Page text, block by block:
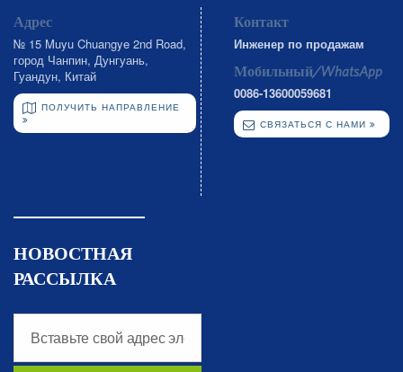
Адрес
№ 15 Muyu Chuangye 2nd Road,
город Чанпин, Дунгуань,
Гуандун, Китай
ПОЛУЧИТЬ НАПРАВЛЕНИЕ
Контакт
Инженер по продажам
Мобильный/WhatsApp
0086-13600059681
СВЯЗАТЬСЯ С НАМИ
НОВОСТНАЯ
РАССЫЛКА